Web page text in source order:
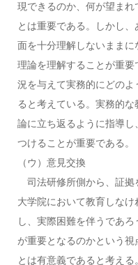
現できるのか、何が望まれ
とは重要である。しかし
面を十分理解しないまま
理論を理解することが重
況を与えて実務的にどの
ると考えている。実務的
論に立ち返るように指導
つけることが重要である。
（ウ）意見交換
司法研修所側から、証拠
大学院において教育しな
し、実際困難を伴うであ
が重要となるのかという
とは有意義であると考え